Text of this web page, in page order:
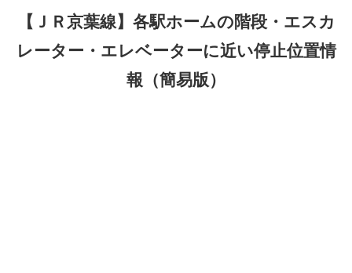
【ＪＲ京葉線】各駅ホームの階段・エスカ
レーター・エレベーターに近い停止位置情
報（簡易版）